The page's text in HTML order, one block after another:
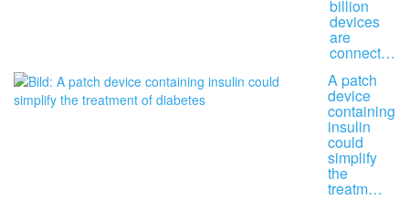
billion
devices
are
connect…
A patch
device
containing
insulin
could
simplify
the
treatm…